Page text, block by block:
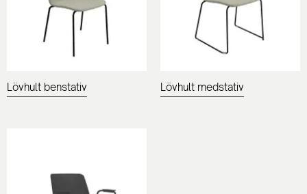
Lövhult benstativ Lövhult medstativ